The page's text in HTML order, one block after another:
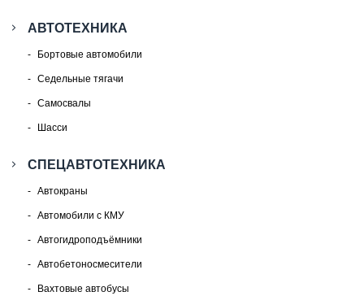
АВТОТЕХНИКА
Бортовые автомобили
Седельные тягачи
Самосвалы
Шасси
СПЕЦАВТОТЕХНИКА
Автокраны
Автомобили с КМУ
Автогидроподъёмники
Автобетоносмесители
Вахтовые автобусы